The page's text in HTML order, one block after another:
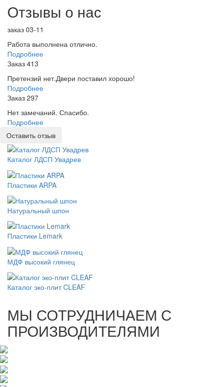
Отзывы о нас
заказ 03-11
Работа выполнена отлично.
Подробнее
Заказ 413
Претензий нет.Двери поставил хорошо!
Подробнее
Заказ 297
Нет замечаний. Спасибо.
Подробнее
Оставить отзыв
Каталог ЛДСП Увадрев
Пластики ARPA
Натуральный шпон
Пластики Lemark
МДФ высокий глянец
Каталог эко-плит CLEAF
МЫ СОТРУДНИЧАЕМ С
ПРОИЗВОДИТЕЛЯМИ